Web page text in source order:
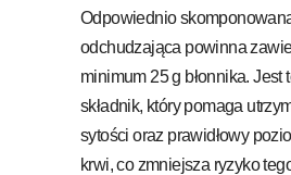
Odpowiednio
odchudzająca powinna
minimum 25 g błonnika. Jest
składnik, który pomaga
sytości oraz prawidłowy
krwi, co zmniejsza ryzyko